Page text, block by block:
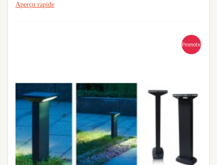
Aperçu rapide
Promotion